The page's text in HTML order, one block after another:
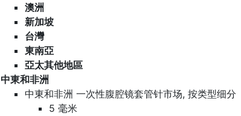
澳洲
新加坡
台灣
東南亞
亞太其他地區
中東和非洲
中東和非洲 一次性腹腔镜套管针市场, 按类型细分
5 毫米